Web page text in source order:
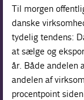
Til morgen
danske
tydelig tendens:
at sælge og
år. Både andelen
andelen af
procentpoint